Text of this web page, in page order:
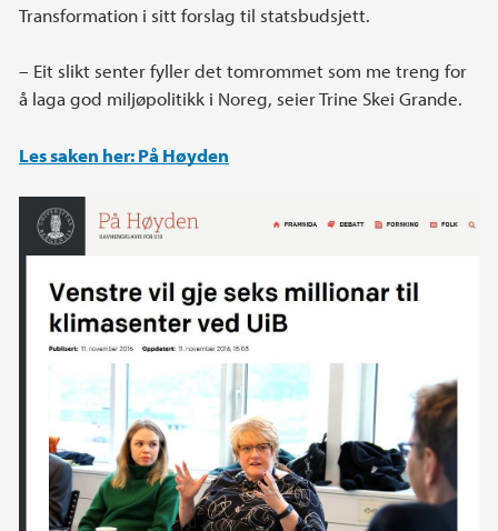
Transformation i sitt forslag til statsbudsjett.
– Eit slikt senter fyller det tomrommet som me treng for
å laga god miljøpolitikk i Noreg, seier Trine Skei Grande.
Les saken her: På Høyden